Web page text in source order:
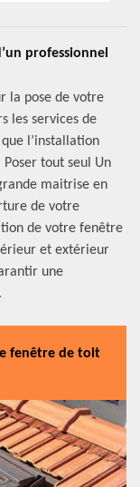
professionnel
la pose de votre
les services de
l’installation
tout seul Un
maitrise en
de votre
de votre fenêtre
et extérieur
une
fenêtre de toit